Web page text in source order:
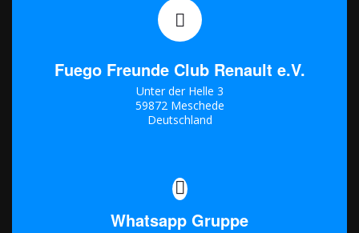
Fuego Freunde Club Renault e.V.
Unter der Helle 3
59872 Meschede
Deutschland
Whatsapp Gruppe